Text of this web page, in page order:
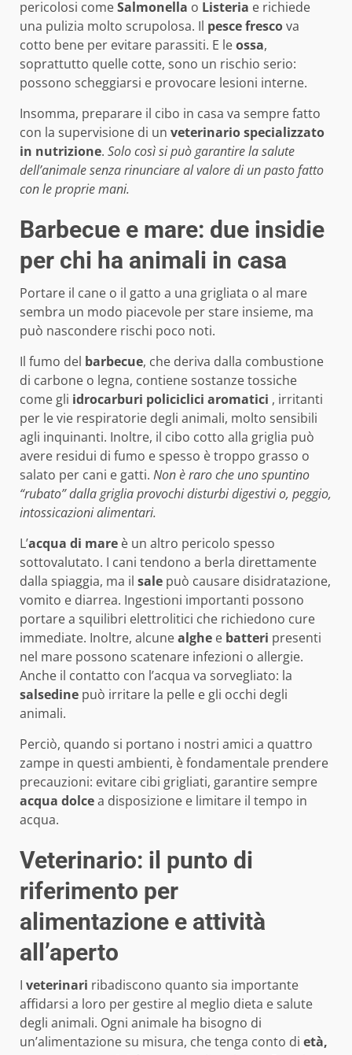
pericolosi comeSalmonella o Listeria e richiede
una pulizia molto scrupolosa. Il pesce frescova
cotto bene per evitare parassiti. E leossa,
soprattutto quelle cotte, sono un rischio serio:
possono scheggiarsi e provocare lesioni interne.
Insomma, preparare il cibo in casa va sempre fatto
con la supervisione di un veterinario specializzato
in nutrizione. Solo così si può garantire la salute
dell’animale senza rinunciare al valore di un pasto fatto
con le proprie mani.
Barbecue e mare: due insidie
per chi ha animali in casa
Portare il cane o il gatto a una grigliata o al mare
sembra un modo piacevole per stare insieme, ma
può nascondere rischi poco noti.
Il fumo del barbecue, che deriva dalla combustione
di carbone o legna, contiene sostanze tossiche
come gli idrocarburi policiclici aromatici , irritanti
per le vie respiratorie degli animali, molto sensibili
agli inquinanti. Inoltre, il cibo cotto alla griglia può
avere residui di fumo e spesso è troppo grasso o
salato per cani e gatti. Non è raro che uno spuntino
“rubato” dalla griglia provochi disturbi digestivi o, peggio,
intossicazioni alimentari.
L’acqua di mare è un altro pericolo spesso
sottovalutato. I cani tendono a berla direttamente
dalla spiaggia, ma il sale può causare disidratazione,
vomito e diarrea. Ingestioni importanti possono
portare a squilibri elettrolitici che richiedono cure
immediate. Inoltre, alcunealghe e batteri presenti
nel mare possono scatenare infezioni o allergie.
Anche il contatto con l’acqua va sorvegliato: la
salsedine può irritare la pelle e gli occhi degli
animali.
Perciò, quando si portano i nostri amici a quattro
zampe in questi ambienti, è fondamentale prendere
precauzioni: evitare cibi grigliati, garantire sempre
acqua dolcea disposizione e limitare il tempo in
acqua.
Veterinario: il punto di
riferimento per
alimentazione e attività
all’aperto
I veterinari ribadiscono quanto sia importante
affidarsi a loro per gestire al meglio dieta e salute
degli animali. Ogni animale ha bisogno di
un’alimentazione su misura, che tenga conto di età,